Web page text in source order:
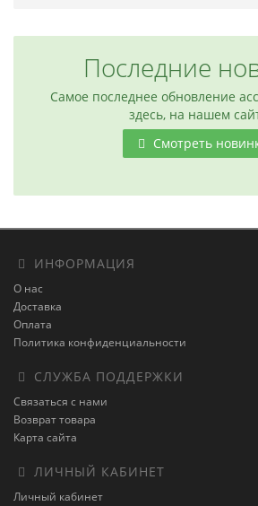
Последние
Самое последнее обновление
здесь, на нашем
Смотреть
ИНФОРМАЦИЯ
О нас
Доставка
Оплата
Политика конфиденциальности
СЛУЖБА ПОДДЕРЖКИ
Связаться с нами
Возврат товара
Карта сайта
ЛИЧНЫЙ КАБИНЕТ
Личный кабинет